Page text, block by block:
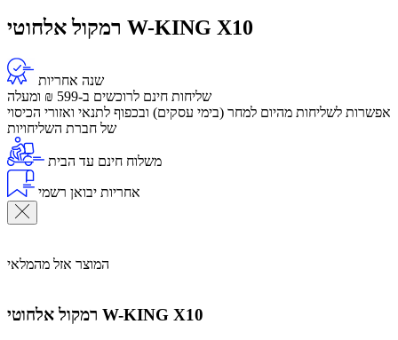
רמקול אלחוטי W-KING X10
שנה אחריות
שליחות חינם לרוכשים ב-599 ₪ ומעלה
​אפשרות לשליחות מהיום למחר (בימי עסקים) ובכפוף לתנאי ואזורי הכיסוי
של חברת השליחויות
משלוח חינם עד הבית
אחריות יבואן רשמי
המוצר אזל מהמלאי
רמקול אלחוטי W-KING X10